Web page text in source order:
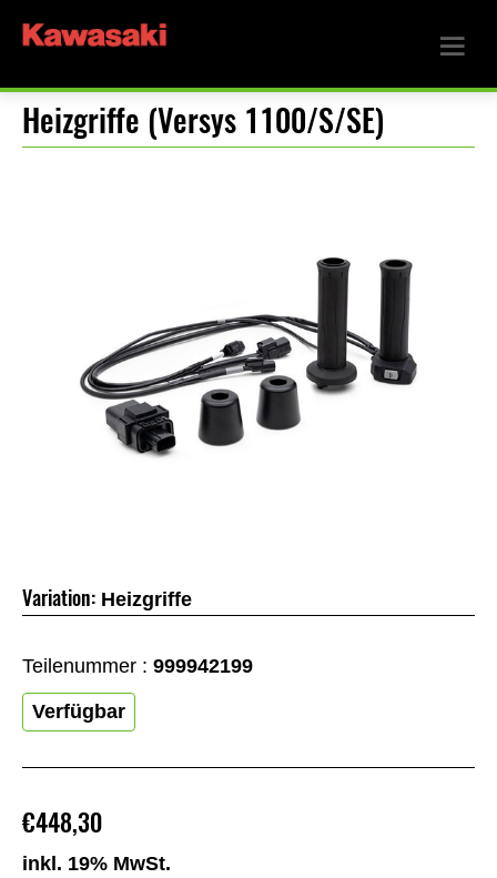
Heizgriffe (Versys 1100/S/SE)
€448,30
inkl. 19% MwSt.
Variation: Heizgriffe
Teilenummer : 999942199
Verfügbar